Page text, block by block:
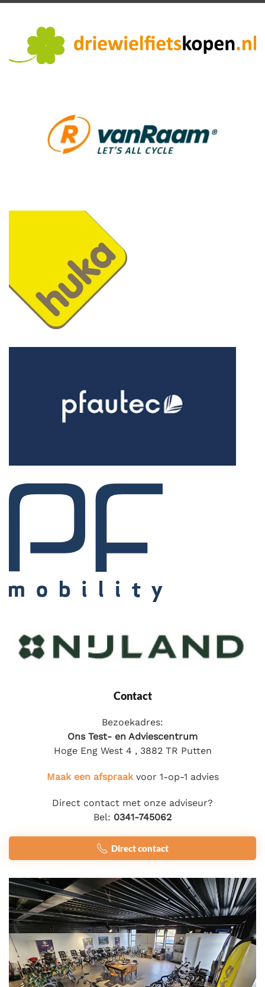
Contact
Bezoekadres:
Ons Test- en Adviescentrum
Hoge Eng West 4 , 3882 TR Putten
Maak een afspraakvoor 1-op-1 advies
Direct contact met onze adviseur?
Bel: 0341-745062
Direct contact